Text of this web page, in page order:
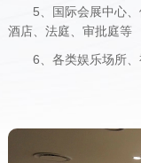
5、国际会展中心
酒店、法庭、审批庭等
6、各类娱乐场所